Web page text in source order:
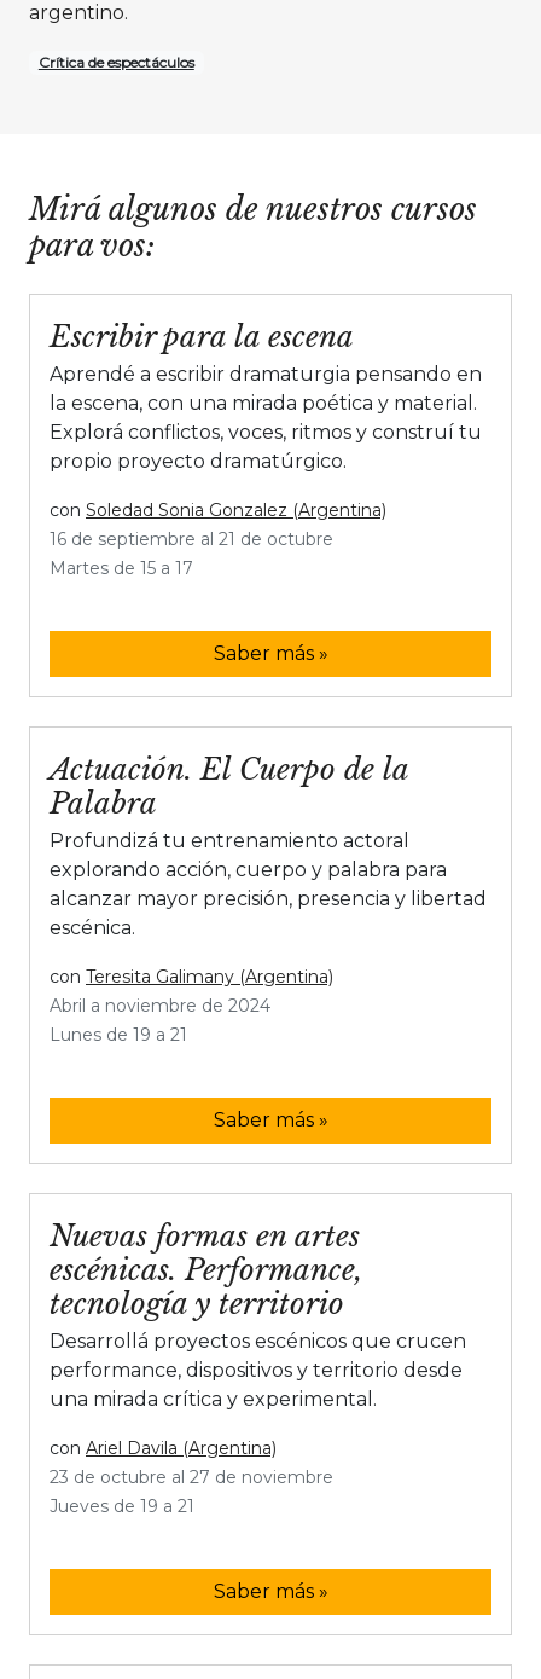
argentino.
Crítica de espectáculos
Mirá algunos de nuestros cursos
para vos:
Escribir para la escena
Aprendé a escribir dramaturgia pensando en
la escena, con una mirada poética y material.
Explorá conflictos, voces, ritmos y construí tu
propio proyecto dramatúrgico.
con Soledad Sonia Gonzalez (Argentina)
16 de septiembre al 21 de octubre
Martes de 15 a 17
Saber más »
Actuación. El Cuerpo de la
Palabra
Profundizá tu entrenamiento actoral
explorando acción, cuerpo y palabra para
alcanzar mayor precisión, presencia y libertad
escénica.
con Teresita Galimany (Argentina)
Abril a noviembre de 2024
Lunes de 19 a 21
Saber más »
Nuevas formas en artes
escénicas. Performance,
tecnología y territorio
Desarrollá proyectos escénicos que crucen
performance, dispositivos y territorio desde
una mirada crítica y experimental.
con Ariel Davila (Argentina)
23 de octubre al 27 de noviembre
Jueves de 19 a 21
Saber más »